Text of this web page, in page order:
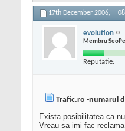
17th December 2006,
evolution
Membru
Reputatie:
Trafic.ro -numarul
Exista posibilitatea ca
Vreau sa imi fac